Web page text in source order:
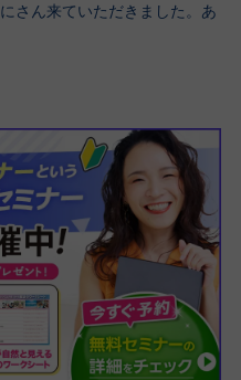
にさん来ていただきました。あ